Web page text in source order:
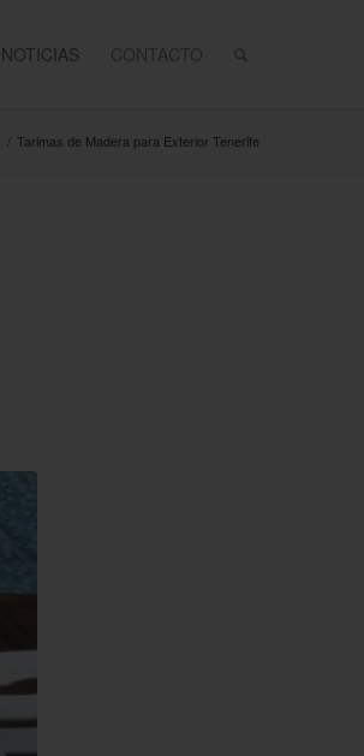
NOTICIAS CONTACTO
/ Tarimas de Madera para Exterior Tenerife